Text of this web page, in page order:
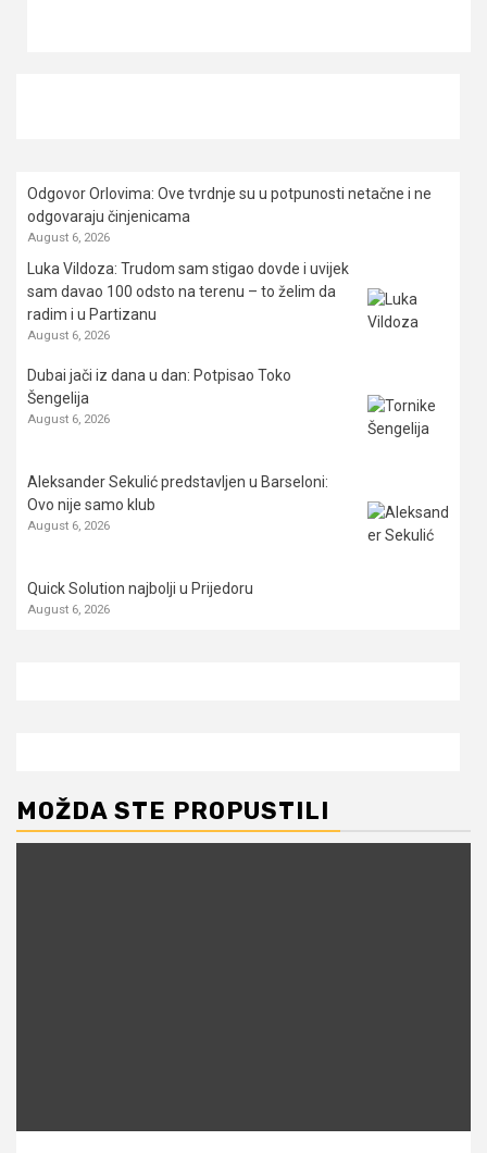
Odgovor Orlovima: ​Ove tvrdnje su u potpunosti netačne i ne
odgovaraju činjenicama
August 6, 2026
Luka Vildoza: Trudom sam stigao dovde i uvijek
sam davao 100 odsto na terenu – to želim da
radim i u Partizanu
August 6, 2026
Dubai jači iz dana u dan: Potpisao Toko
Šengelija
August 6, 2026
Aleksander Sekulić predstavljen u Barseloni:
Ovo nije samo klub
August 6, 2026
Quick Solution najbolji u Prijedoru
August 6, 2026
MOŽDA STE PROPUSTILI